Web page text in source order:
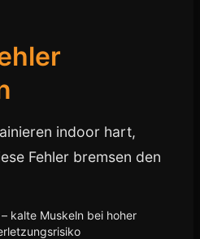
indoor hart,
Fehler bremsen den
– kalte Muskeln bei hoher